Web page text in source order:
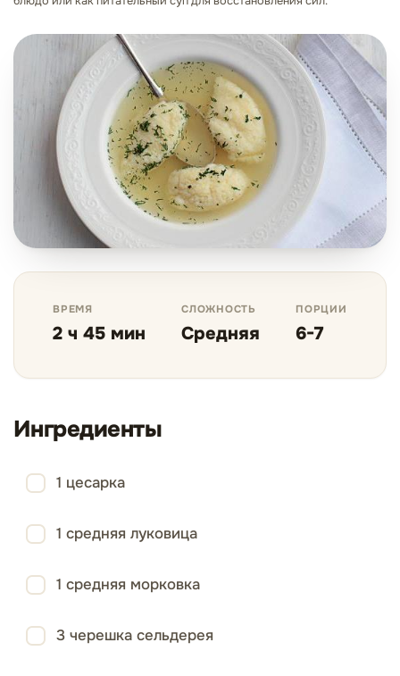
ВРЕМЯ
2 ч 45 мин
СЛОЖНОСТЬ
Средняя
ПОРЦИИ
6-7
Ингредиенты
1 цесарка
1 средняя луковица
1 средняя морковка
3 черешка сельдерея